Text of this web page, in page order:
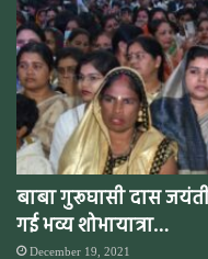
बाबा गुरूघासी दास
गई भव्य शोभायात्रा…
December 19, 2021